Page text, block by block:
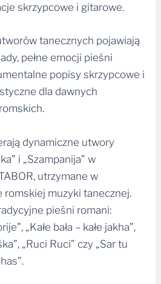
skrzypcowe i gitarowe.
tanecznych pojawiają
pełne emocji pieśni
popisy skrzypcowe i
dla dawnych
dynamiczne utwory
i „Szampanija” w
utrzymane w
romskiej muzyki tanecznej.
pieśni romani:
„Kałe bała – kałe jakha”,
„Ruci Ruci” czy „Sar tu